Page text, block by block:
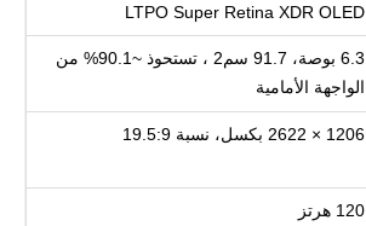
LTPO Super Retina XDR OLED
6.3 بوصة، 91.7 سم2 ، تستحوذ ~90.1% من
الواجهة الأمامية
1206 × 2622 بكسل، نسبة 19.5:9
120 هرتز